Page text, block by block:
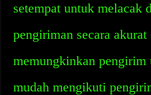
setempat untuk melacak
pengiriman secara
memungkinkan pengirim
mudah mengikuti